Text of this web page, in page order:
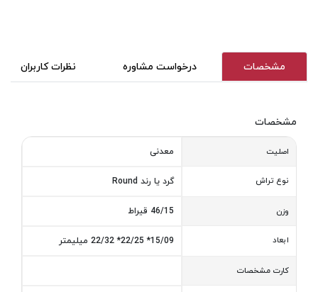
مشخصات درخواست مشاوره نظرات کاربران
مشخصات
اصلیت معدنی
نوع تراش گرد یا رند Round
وزن 46/15 قیراط
ابعاد 15/09* 22/25* 22/32 میلیمتر
کارت مشخصات